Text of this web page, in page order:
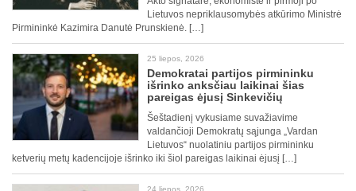
Lietuvos nepriklausomybės atkūrimo Ministrė
Pirmininkė Kazimira Danutė Prunskienė. […]
25 liepos, 2026
Demokratai partijos pirmininku
išrinko anksčiau laikinai šias
pareigas ėjusį Sinkevičių
Šeštadienį vykusiame suvažiavime
valdančioji Demokratų sąjunga „Vardan
Lietuvos“ nuolatiniu partijos pirmininku
ketverių metų kadencijoje išrinko iki šiol pareigas laikinai ėjusį […]